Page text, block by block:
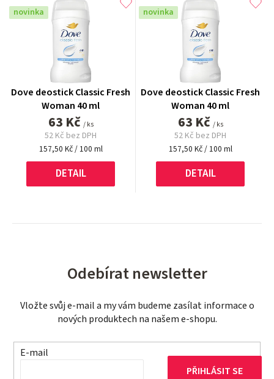
novinka
Dove deostick Classic Fresh
Woman 40 ml
63 Kč / ks
52 Kč bez DPH
Měrná
157,50 Kč / 100 ml
DETAIL
novinka
Dove deostick Classic Fresh
Woman 40 ml
63 Kč / ks
52 Kč bez DPH
Měrná
157,50 Kč / 100 ml
DETAIL
Odebírat newsletter
Vložte svůj e-mail a my vám budeme zasílat informace o
nových produktech na našem e-shopu.
E-mail
PŘIHLÁSIT SE